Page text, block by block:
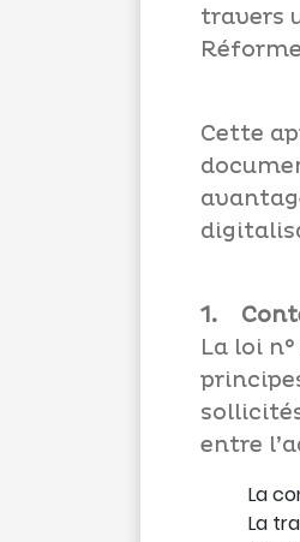
travers
Cette
1.
La loi
entre
La
La